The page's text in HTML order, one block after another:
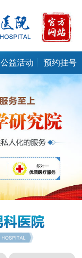
公益活动 预约挂号